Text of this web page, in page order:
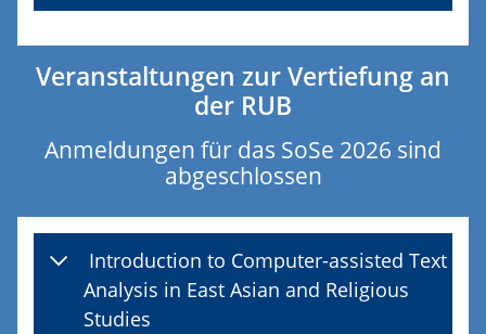
Veranstaltungen zur Vertiefung an
der RUB
Anmeldungen für das SoSe 2026 sind
abgeschlossen
Introduction to Computer-assisted Text
Analysis in East Asian and Religious
Studies